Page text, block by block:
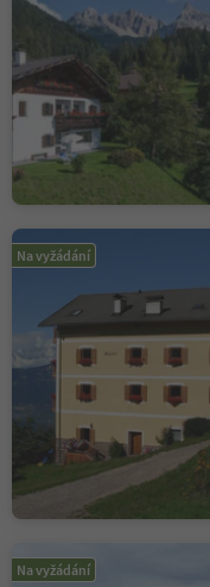
Na vyžádání
Na vyžádání